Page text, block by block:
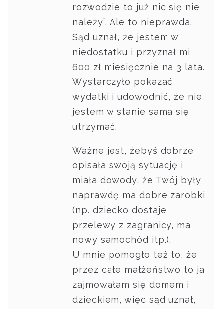
rozwodzie to już nic się nie
należy”. Ale to nieprawda.
Sąd uznał, że jestem w
niedostatku i przyznał mi
600 zł miesięcznie na 3 lata.
Wystarczyło pokazać
wydatki i udowodnić, że nie
jestem w stanie sama się
utrzymać.
Ważne jest, żebyś dobrze
opisała swoją sytuację i
miała dowody, że Twój były
naprawdę ma dobre zarobki
(np. dziecko dostaje
przelewy z zagranicy, ma
nowy samochód itp.).
U mnie pomogło też to, że
przez całe małżeństwo to ja
zajmowałam się domem i
dzieckiem, więc sąd uznał,